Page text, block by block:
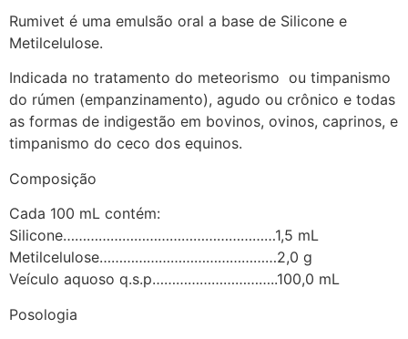
Rumivet é uma emulsão oral a base de Silicone e
Metilcelulose.
Indicada no tratamento do meteorismo ou timpanismo
do rúmen (empanzinamento), agudo ou crônico e todas
as formas de indigestão em bovinos, ovinos, caprinos, e
timpanismo do ceco dos equinos.
Composição
Cada 100 mL contém:
Silicone………………………………………………1,5 mL
Metilcelulose………………………………………2,0 g
Veículo aquoso q.s.p…………………………..100,0 mL
Posologia